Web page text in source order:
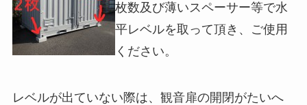
枚数及び薄いスペーサー等で水
平レベルを取って頂き、ご使用
ください。
レベルが出ていない際は、観音扉の開閉がたいへ